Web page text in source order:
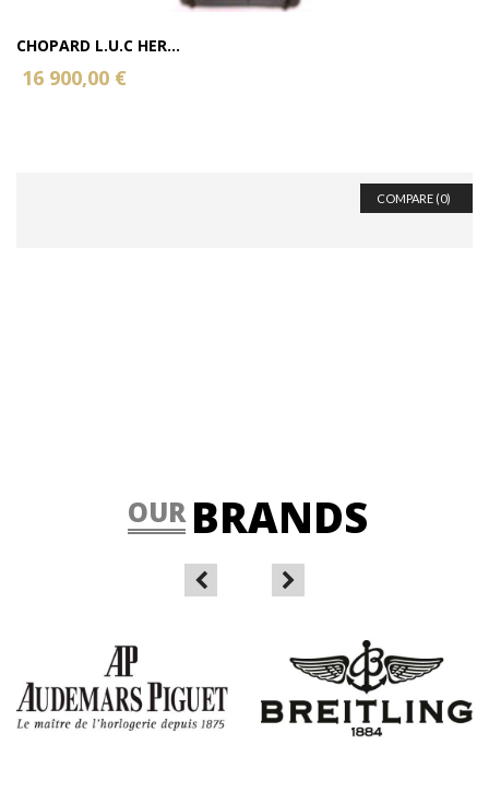
CHOPARD L.U.C HER...
16 900,00 €
COMPARE (0)
OUR BRANDS